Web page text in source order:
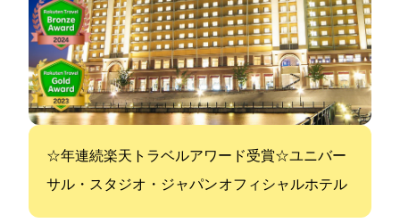
☆6年連続楽天トラベルアワード受賞☆ユニバー
サル・スタジオ・ジャパン オフィシャルホテル